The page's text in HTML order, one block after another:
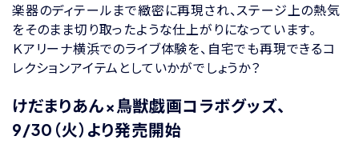
楽器のディテールまで緻密に再現され、ステージ上の熱気
をそのまま切り取ったような仕上がりになっています。
Ｋアリーナ横浜でのライブ体験を、自宅でも再現できるコ
レクションアイテムとしていかがでしょうか？
けだまりあん×鳥獣戯画コラボグッズ、
9/30（火）より発売開始